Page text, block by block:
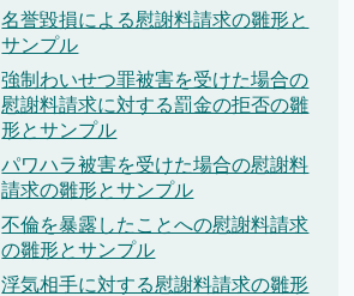
名誉毀損による慰謝料請求の雛形と
サンプル
強制わいせつ罪被害を受けた場合の
慰謝料請求に対する罰金の拒否の雛
形とサンプル
パワハラ被害を受けた場合の慰謝料
請求の雛形とサンプル
不倫を暴露したことへの慰謝料請求
の雛形とサンプル
浮気相手に対する慰謝料請求の雛形